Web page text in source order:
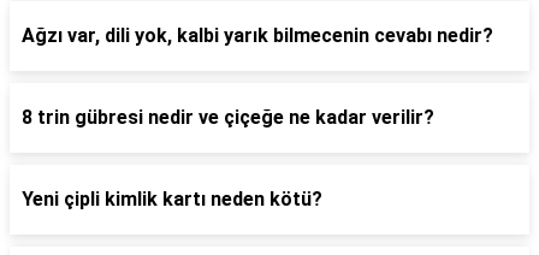
Ağzı var, dili yok, kalbi yarık bilmecenin cevabı nedir?
8 trin gübresi nedir ve çiçeğe ne kadar verilir?
Yeni çipli kimlik kartı neden kötü?